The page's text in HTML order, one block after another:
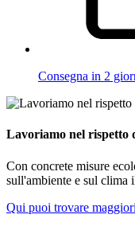
Consegna in 2
Lavoriamo nel rispetto
Con concrete misure
sull'ambiente e sul clima
Qui puoi trovare